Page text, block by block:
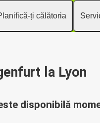
ți călătoria
la Lyon
disponibilă